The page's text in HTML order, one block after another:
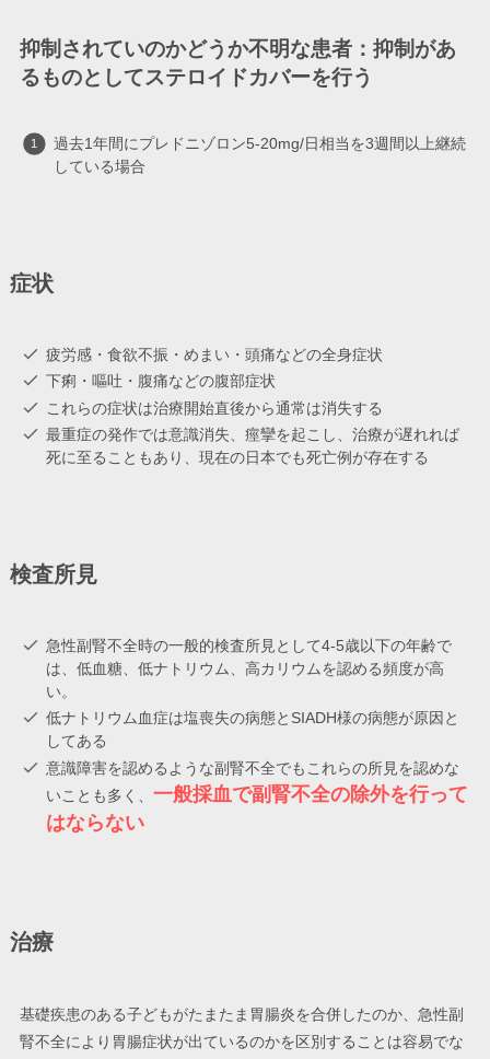
抑制されていのかどうか不明な患者：抑制があ
るものとしてステロイドカバーを行う
過去1年間にプレドニゾロン5-20mg/日相当を3週間以上継続
している場合
症状
疲労感・食欲不振・めまい・頭痛などの全身症状
下痢・嘔吐・腹痛などの腹部症状
これらの症状は治療開始直後から通常は消失する
最重症の発作では意識消失、痙攣を起こし、治療が遅れれば
死に至ることもあり、現在の日本でも死亡例が存在する
検査所見
急性副腎不全時の一般的検査所見として4-5歳以下の年齢で
は、低血糖、低ナトリウム、高カリウムを認める頻度が高
い。
低ナトリウム血症は塩喪失の病態とSIADH様の病態が原因と
してある
意識障害を認めるような副腎不全でもこれらの所見を認めな
いことも多く、一般採血で副腎不全の除外を行って
はならない
治療
基礎疾患のある子どもがたまたま胃腸炎を合併したのか、急性副
腎不全により胃腸症状が出ているのかを区別することは容易でな